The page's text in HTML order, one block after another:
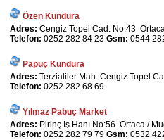
Özen Kundura
Adres: Cengiz Topel Cad. No:43
Telefon: 0252 282 84 23 Gsm: 0544
Papuç Kundura
Adres: Terzialiler Mah. Cengiz Topel
Telefon: 0252 282 68 69
Yılmaz Pabuç Market
Adres: Pirinç İş Hanı No:56 Ortaca /
Telefon: 0252 282 79 79 Gsm: 0532